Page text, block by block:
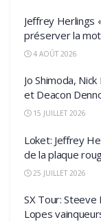
Jeffrey Herlings
préserver la
4 AOÛT 2026
Jo Shimoda,
et Deacon
15 JUILLET 2026
Loket: Jeffrey
de la plaque
25 JUILLET 2026
SX Tour:
Lopes